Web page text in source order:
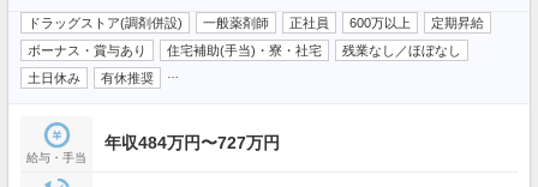
ドラッグストア(調剤併設) 一般薬剤師 正社員 600万以上
定期昇給
ボーナス・賞与あり
住宅補助(手当)・寮・社宅
残業なし／ほぼなし
土日休み
有休推奨
給与・手当
年収484万円〜727万円